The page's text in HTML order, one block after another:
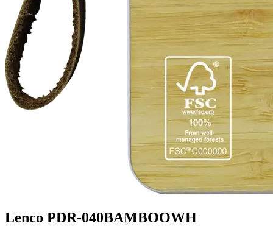
Lenco PDR-040BAMBOOWH